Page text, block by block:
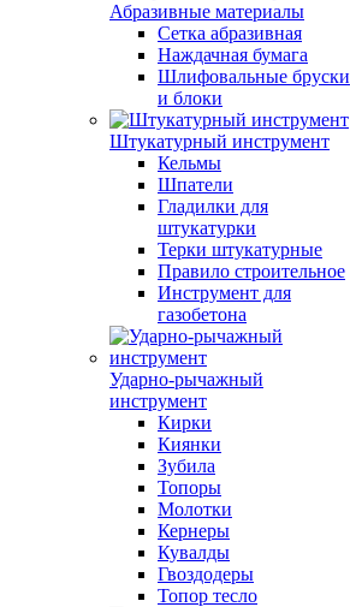
Абразивные материалы
Сетка абразивная
Наждачная бумага
Шлифовальные бруски
и блоки
Штукатурный инструмент
Кельмы
Шпатели
Гладилки для
штукатурки
Терки штукатурные
Правило строительное
Инструмент для
газобетона
Ударно-рычажный
инструмент
Кирки
Киянки
Зубила
Топоры
Молотки
Кернеры
Кувалды
Гвоздодеры
Топор тесло